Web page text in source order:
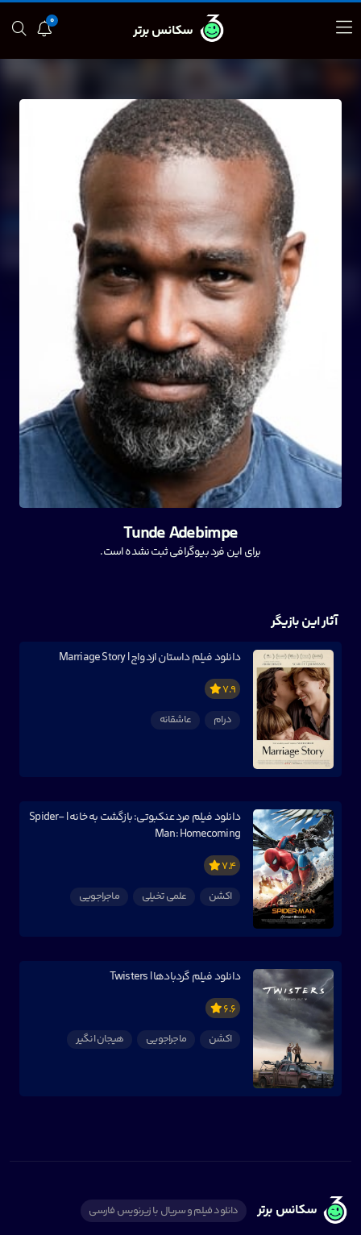
0
سکانس برتر
Tunde Adebimpe
برای این فرد بیوگرافی ثبت نشده است.
آثار این بازیگر
دانلود فیلم داستان ازدواج | Marriage Story
7.9
درام
عاشقانه
دانلود فیلم مرد عنکبوتی: بازگشت به خانه | Spider-
Man: Homecoming
7.4
اکشن
علمی تخیلی ماجراجویی
دانلود فیلم گردبادها | Twisters
6.6
اکشن
ماجراجویی هیجان انگیر
سکانس برتر دانلود فیلم و سریال با زیرنویس فارسی